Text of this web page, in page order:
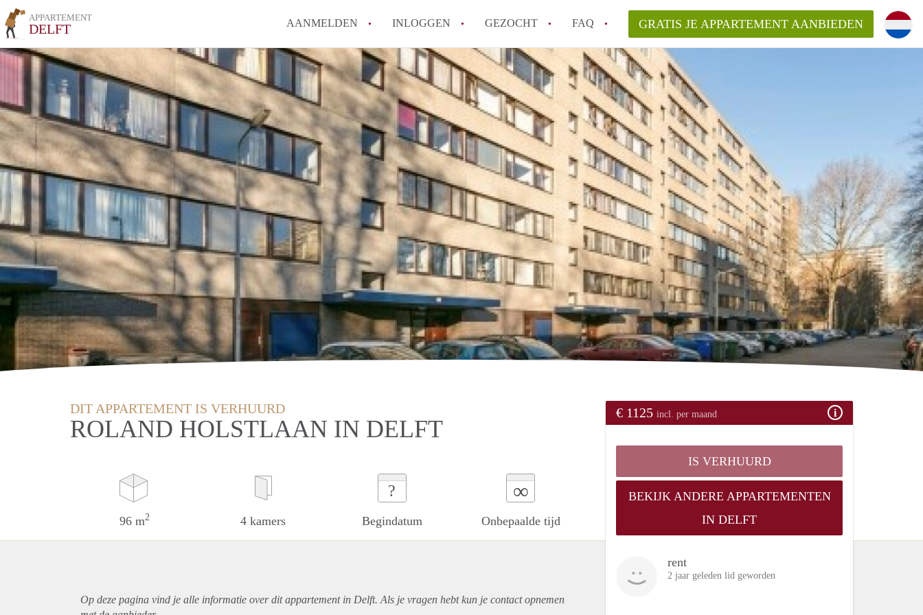
APPARTEMENT
DELFT AANMELDEN INLOGGEN GEZOCHT FAQ
How to translate AppartementDelft!
Wat is AppartementDelft?
Hoeveel kost het om te reageren op een Appartement in Delft?
Wat is de privacyverklaring van AppartementDelft?
Berekent AppartementDelft makelaarsvergoeding/bemiddelingsvergoeding?
Alle veelgestelde vragen
GRATIS JE APPARTEMENT AANBIEDEN
DIT APPARTEMENT IS VERHUURD
ROLAND HOLSTLAAN IN DELFT
96 m2 4 kamers
?
Begindatum
∞
Onbepaalde tijd
€ 1125 incl. per maand
IS VERHUURD
BEKIJK ANDERE APPARTEMENTEN
IN DELFT
rent
2 jaar geleden lid geworden
Op deze pagina vind je alle informatie over ditappartementin Delft. Als je vragen hebt kun je contact opnemen